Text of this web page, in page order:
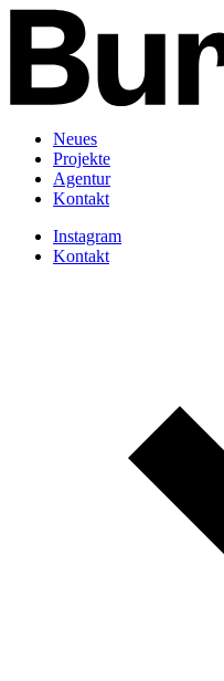
Neues
Projekte
Agentur
Kontakt
Instagram
Kontakt